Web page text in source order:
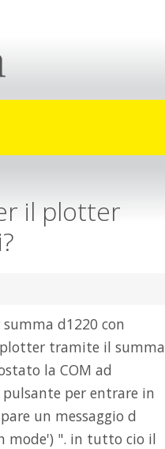
il plotter
d1220 con
tramite il summa
la COM ad
per entrare in
un messaggio d
mode') ". in tutto cio il